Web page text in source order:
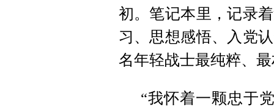
初。笔记本里，记录
习、思想感悟、入党
名年轻战士最纯粹、
“我怀着一颗忠于